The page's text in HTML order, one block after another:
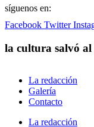
síguenos en:
Facebook Twitter
la cultura salvó al
La redacción
Galería
Contacto
La redacción